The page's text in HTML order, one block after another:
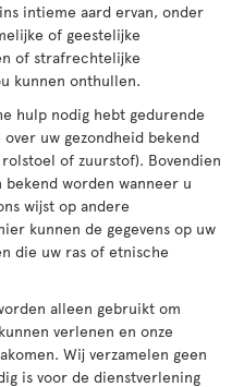
intieme aard ervan, onder
of geestelijke
of strafrechtelijke
kunnen onthullen.
hulp nodig hebt gedurende
uw gezondheid bekend
of zuurstof). Bovendien
worden wanneer u
wijst op andere
kunnen de gegevens op uw
die uw ras of etnische
alleen gebruikt om
verlenen en onze
Wij verzamelen geen
is voor de dienstverlening